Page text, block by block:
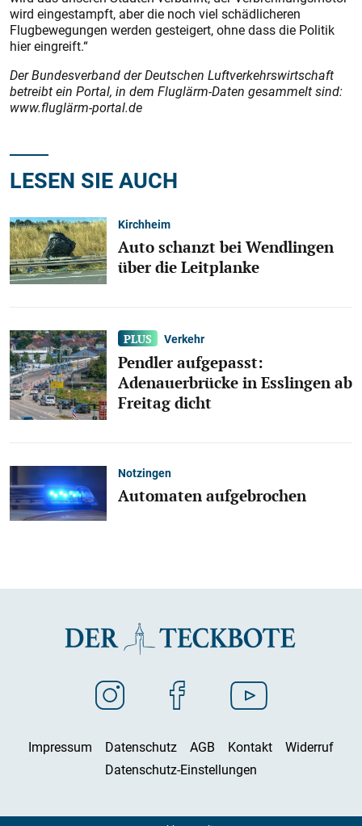
wird eingestampft, aber die noch viel schädlicheren
Flugbewegungen werden gesteigert, ohne dass die Politik
hier eingreift.“
Der Bundesverband der Deutschen Luftverkehrswirtschaft
betreibt ein Portal, in dem Fluglärm-Daten gesammelt sind:
www.fluglärm-portal.de
LESEN SIE AUCH
Kirchheim
Auto schanzt bei Wendlingen
über die Leitplanke
Verkehr
Pendler aufgepasst:
Adenauerbrücke in Esslingen ab
Freitag dicht
Notzingen
Automaten aufgebrochen
Impressum Datenschutz AGB Kontakt
Widerruf
Datenschutz-Einstellungen